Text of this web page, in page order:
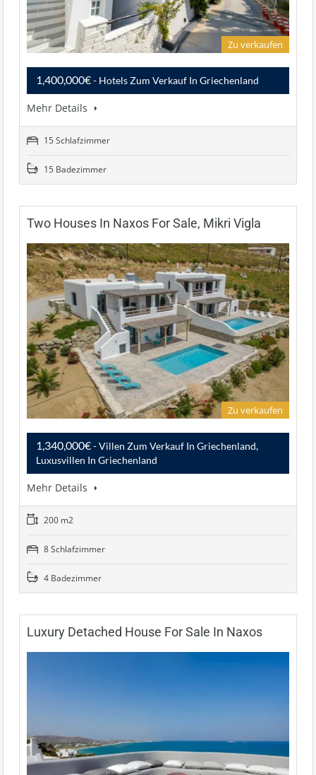
Zu verkaufen
1,400,000€- Hotels Zum Verkauf In Griechenland
Mehr Details
15 Schlafzimmer
15 Badezimmer
Two Houses In Naxos For Sale, Mikri Vigla
Zu verkaufen
1,340,000€- Villen Zum Verkauf In Griechenland,
Luxusvillen In Griechenland
Mehr Details
200 m2
8 Schlafzimmer
4 Badezimmer
Luxury Detached House For Sale In Naxos